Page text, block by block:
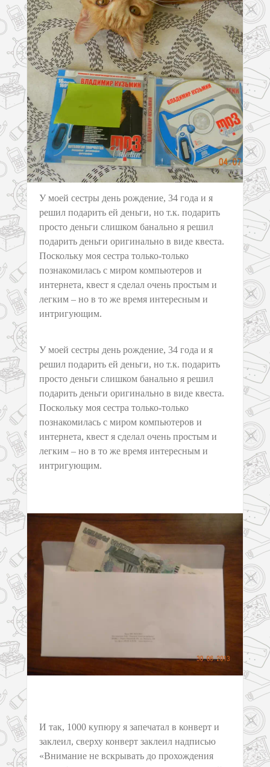
У моей сестры день рождение, 34 года и я
решил подарить ей деньги, но т.к. подарить
просто деньги слишком банально я решил
подарить деньги оригинально в виде квеста.
Поскольку моя сестра только-только
познакомилась с миром компьютеров и
интернета, квест я сделал очень простым и
легким – но в то же время интересным и
интригующим.
У моей сестры день рождение, 34 года и я
решил подарить ей деньги, но т.к. подарить
просто деньги слишком банально я решил
подарить деньги оригинально в виде квеста.
Поскольку моя сестра только-только
познакомилась с миром компьютеров и
интернета, квест я сделал очень простым и
легким – но в то же время интересным и
интригующим.
И так, 1000 купюру я запечатал в конверт и
заклеил, сверху конверт заклеил надписью
«Внимание не вскрывать до прохождения